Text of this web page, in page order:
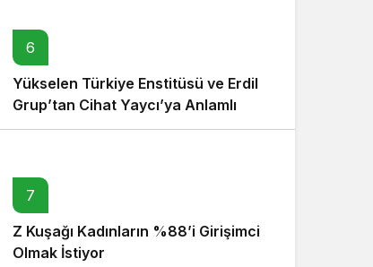
6
Yükselen Türkiye Enstitüsü ve Erdil
Grup’tan Cihat Yaycı’ya Anlamlı
Ziyaret
7
Z Kuşağı Kadınların %88’i Girişimci
Olmak İstiyor